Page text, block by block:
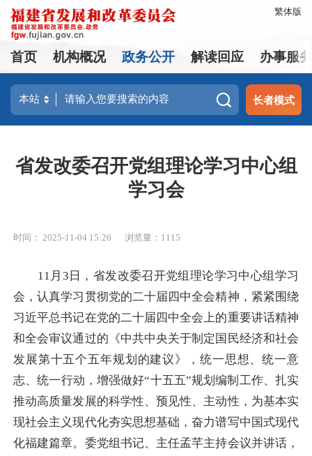
繁体版
首页 机构概况 政务公开 解读回应 办事服
长者模式
省发改委召开党组理论学习中心组
学习会
时间： 2025-11-04 15:26 浏览量：1115
11月3日，省发改委召开党组理论学习中心组学习
会，认真学习贯彻党的二十届四中全会精神，紧紧围绕
习近平总书记在党的二十届四中全会上的重要讲话精神
和全会审议通过的《中共中央关于制定国民经济和社会
发展第十五个五年规划的建议》，统一思想、统一意
志、统一行动，增强做好“十五五”规划编制工作、扎实
推动高质量发展的科学性、预见性、主动性，为基本实
现社会主义现代化夯实思想基础，奋力谱写中国式现代
化福建篇章。委党组书记、主任孟芊主持会议并讲话，